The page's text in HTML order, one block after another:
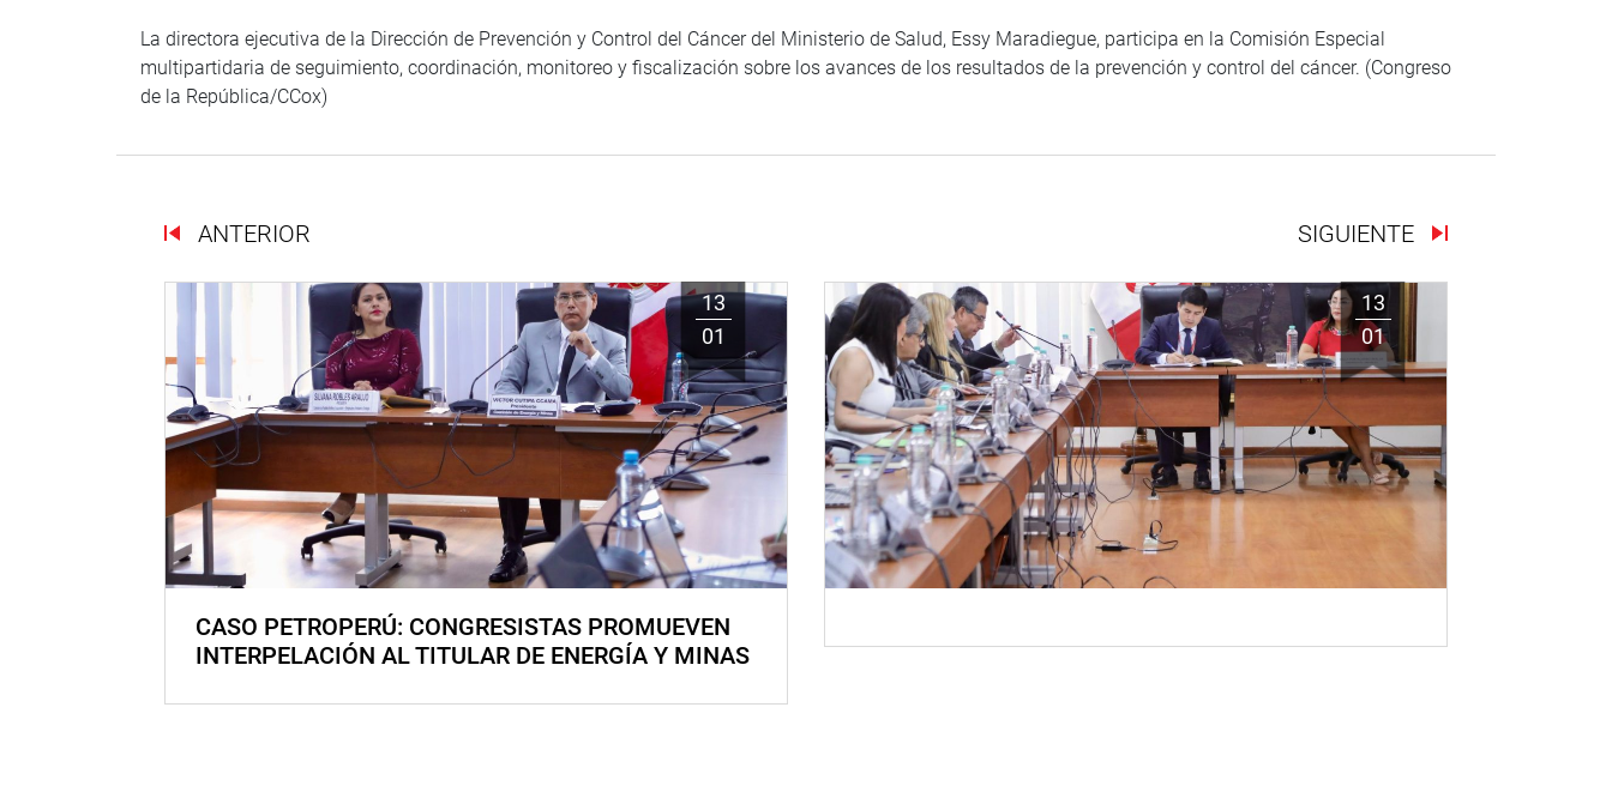
La directora ejecutiva de la Dirección de Prevención y Control del Cáncer del Ministerio de Salud, Essy Maradiegue, participa en la Comisión Especial
multipartidaria de seguimiento, coordinación, monitoreo y fiscalización sobre los avances de los resultados de la prevención y control del cáncer. (Congreso
de la República/CCox)
ANTERIOR SIGUIENTE
13
01
CASO PETROPERÚ: CONGRESISTAS PROMUEVEN
INTERPELACIÓN AL TITULAR DE ENERGÍA Y MINAS
13
01